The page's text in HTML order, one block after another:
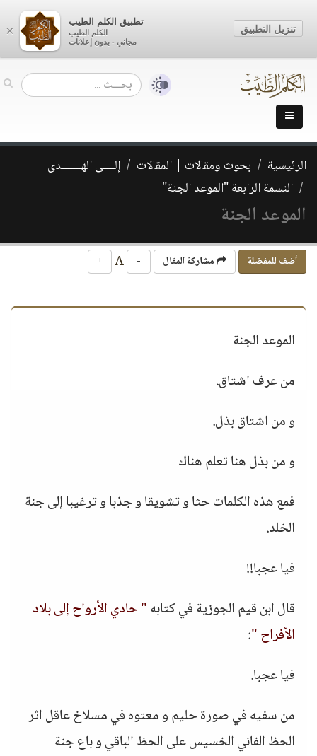
الرئيسية بحوث ومقالات | المقالات
إلــــى الهـــــــدى
النسمة الرابعة "الموعد الجنة"
الموعد الجنة
أضف للمفضلة مشاركة المقال -
+
الموعد الجنة
من عرف اشتاق.
و من اشتاق بذل.
و من بذل هنا تعلم هناك
فمع هذه الكلمات حثا و تشويقا و جذبا و ترغيبا إلى جنة
الخلد.
فيا عجبا!!
قال ابن قيم الجوزية في كتابه" حادي الأرواح إلى بلاد
الأفراح ":
فيا عجبا.
من سفيه في صورة حليم و معتوه في مسلاخ عاقل اثر
الحظ الفاني الخسيس على الحظ الباقي و باع جنة
×
تطبيق الكلم الطيب
الكلم الطيب
مجاني - بدون إعلانات
تنزيل التطبيق